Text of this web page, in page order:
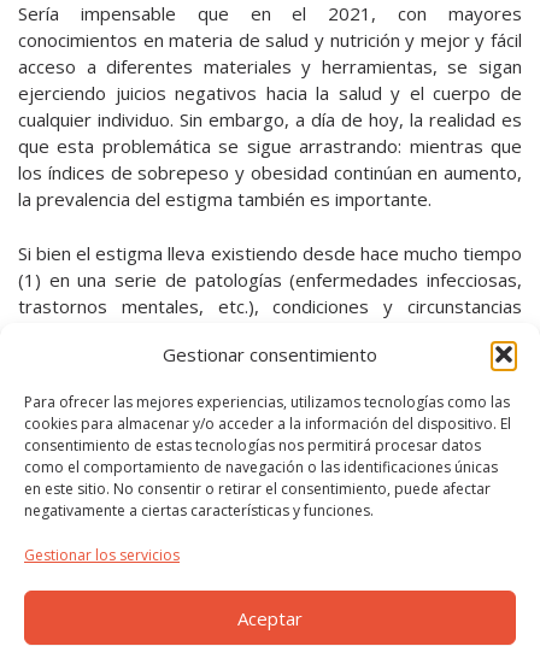
Gestionar consentimiento
Para ofrecer las mejores experiencias, utilizamos tecnologías como las
cookies para almacenar y/o acceder a la información del dispositivo. El
consentimiento de estas tecnologías nos permitirá procesar datos
como el comportamiento de navegación o las identificaciones únicas
en este sitio. No consentir o retirar el consentimiento, puede afectar
negativamente a ciertas características y funciones.
Gestionar los servicios
Aceptar
Sería impensable que en el 2021, con mayores
conocimientos en materia de salud y nutrición y mejor y fácil
acceso a diferentes materiales y herramientas, se sigan
ejerciendo juicios negativos hacia la salud y el cuerpo de
cualquier individuo. Sin embargo, a día de hoy, la realidad es
que esta problemática se sigue arrastrando: mientras que
los índices de sobrepeso y obesidad continúan en aumento,
la prevalencia del estigma también es importante.
Si bien el estigma lleva existiendo desde hace mucho tiempo
(1) en una serie de patologías (enfermedades infecciosas,
trastornos mentales, etc.), condiciones y circunstancias
como objetivo abordar el estigma ejercido sobre el peso
Leer más..
Variables que promueven el cambio
La adquisición de buenos hábitos alimentarios y también
hábitos de vida para procurar el objetivo fundamental a
mejorar la salud y la calidad de vida